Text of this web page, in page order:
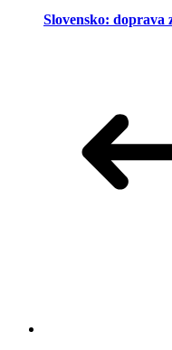
Slovensko: doprava